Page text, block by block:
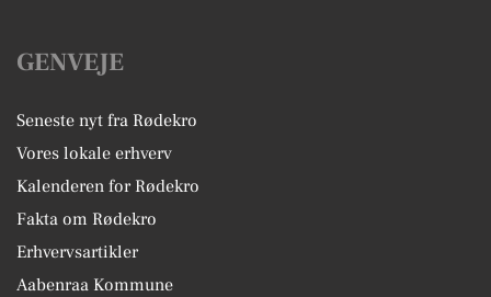
GENVEJE
Seneste nyt fra Rødekro
Vores lokale erhverv
Kalenderen for Rødekro
Fakta om Rødekro
Erhvervsartikler
Aabenraa Kommune